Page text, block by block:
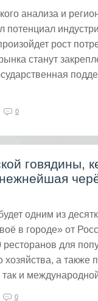
анализа и
потенциал
рост
станут
0
говядины,
одним из
в городе» от
для
а также
и
0